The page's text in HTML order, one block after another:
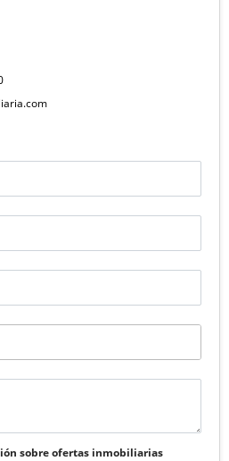
sobre ofertas inmobiliarias